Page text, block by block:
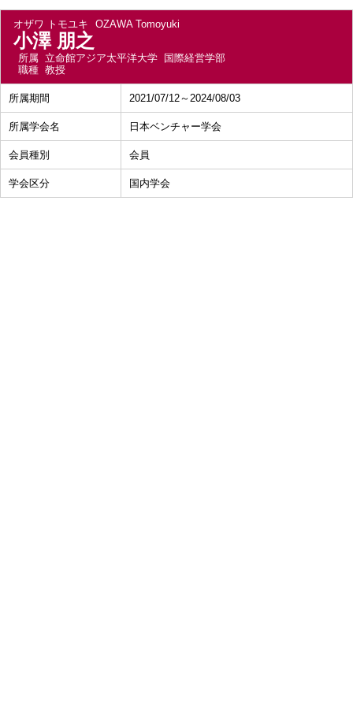
オザワ トモユキ OZAWA Tomoyuki
小澤 朋之
所属 立命館アジア太平洋大学 国際経営学部
職種 教授
所属期間 2021/07/12～2024/08/03
所属学会名 日本ベンチャー学会
会員種別 会員
学会区分 国内学会